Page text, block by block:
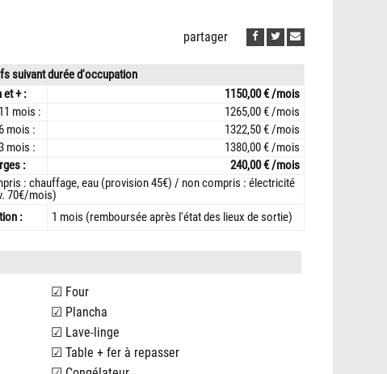
partager
suivant durée d'occupation
et + :
1150,00 € /mois
mois :
1265,00 € /mois
mois :
1322,50 € /mois
mois :
1380,00 € /mois
:
240,00 € /mois
: chauffage, eau (provision 45€) / non compris : électricité
70€/mois)
:
1 mois (remboursée après l'état des lieux de sortie)
Four
Plancha
Lave-linge
Table + fer à repasser